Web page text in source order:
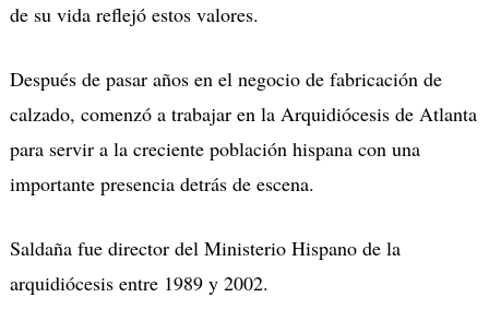
de su vida reflejó estos valores.
Después de pasar años en el negocio de fabricación de
calzado, comenzó a trabajar en la Arquidiócesis de Atlanta
para servir a la creciente población hispana con una
importante presencia detrás de escena.
Saldaña fue director del Ministerio Hispano de la
arquidiócesis entre 1989 y 2002.